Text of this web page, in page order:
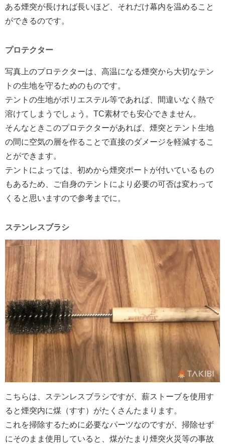
ある煙突が長ければ長いほど、それだけ幕内を温めること
ができるのです。
プロテクター
写真上のプロテクターは、高温になる煙突から大切なテン
トの生地を守るためのものです。
テントの生地がポリエステル等であれば、間違いなく熱で
溶けてしまうでしょう。TC素材でも安心できません。
そんなときこのプロテクターがあれば、煙突とテント生地
の間に空気の層を作ることで直接のダメージを軽減するこ
とができます。
テントによっては、初めから煙突ポートが付いているもの
もあるため、ご自身のテントにより必要の可否は変わって
くると思いますので参考までに。
ステンレスブラシ
こちらは、ステンレスブラシですが、薪ストーブを使用す
ると煙突内に煤（すす）がたくさんたまります。
これを掃除するために必要なパーツなのですが、掃除せず
にそのまま使用していると、煤がたまり煙突火災等の事故